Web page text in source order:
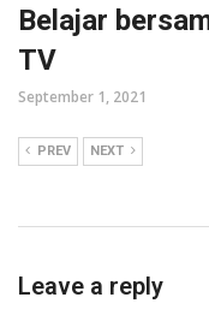
Belajar
TV
September 1, 2021
PREV NEXT
Leave a reply